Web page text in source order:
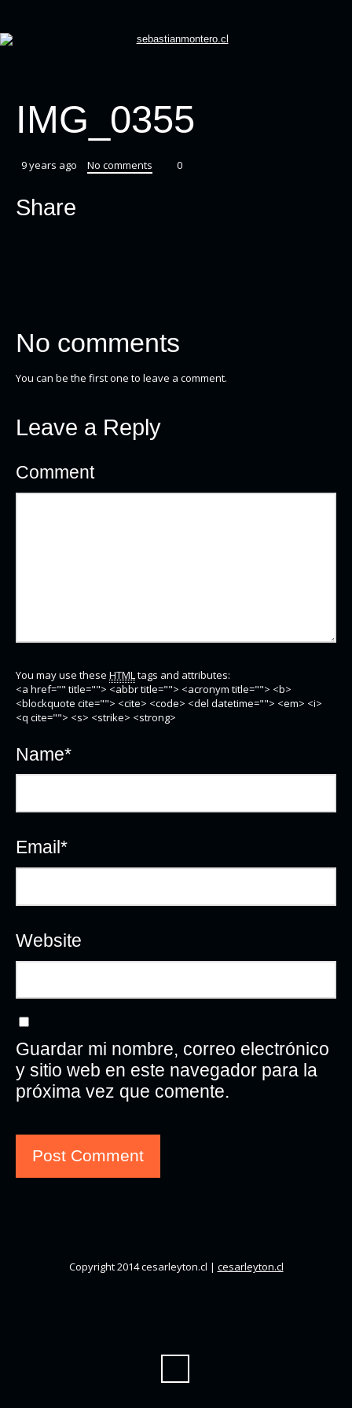
IMG_0355
9 years ago No comments 0
Share
No comments
You can be the first one to leave a comment.
Leave a Reply
Comment
You may use these HTMLtags and attributes:
<a href="" title=""> <abbr title=""> <acronym title=""> <b>
<blockquote cite=""> <cite> <code> <del datetime=""> <em> <i>
<q cite=""> <s> <strike> <strong>
Name*
Email *
Website
Guardar mi nombre, correo electrónico
y sitio web en este navegador para la
próxima vez que comente.
Copyright 2014 cesarleyton.cl | cesarleyton.cl